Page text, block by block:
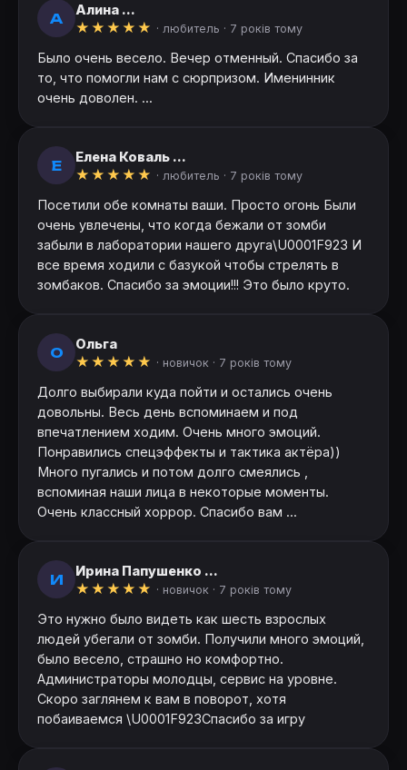
А
Алина ...
★ ★ ★ ★ ★ · любитель · 7 років тому
Было очень весело. Вечер отменный. Спасибо за
то, что помогли нам с сюрпризом. Именинник
очень доволен. ...
Е
Елена Коваль ...
★ ★ ★ ★ ★ · любитель · 7 років тому
Посетили обе комнаты ваши. Просто огонь Были
очень увлечены, что когда бежали от зомби
забыли в лаборатории нашего друга\U0001F923 И
все время ходили с базукой чтобы стрелять в
зомбаков. Спасибо за эмоции!!! Это было круто.
О
Ольга
★ ★ ★ ★ ★ · новичок · 7 років тому
Долго выбирали куда пойти и остались очень
довольны. Весь день вспоминаем и под
впечатлением ходим. Очень много эмоций.
Понравились спецэффекты и тактика актёра))
Много пугались и потом долго смеялись ,
вспоминая наши лица в некоторые моменты.
Очень классный хоррор. Спасибо вам ...
И
Ирина Папушенко ...
★ ★ ★ ★ ★ · новичок · 7 років тому
Это нужно было видеть как шесть взрослых
людей убегали от зомби. Получили много эмоций,
было весело, страшно но комфортно.
Администраторы молодцы, сервис на уровне.
Скоро заглянем к вам в поворот, хотя
побаиваемся \U0001F923Спасибо за игру